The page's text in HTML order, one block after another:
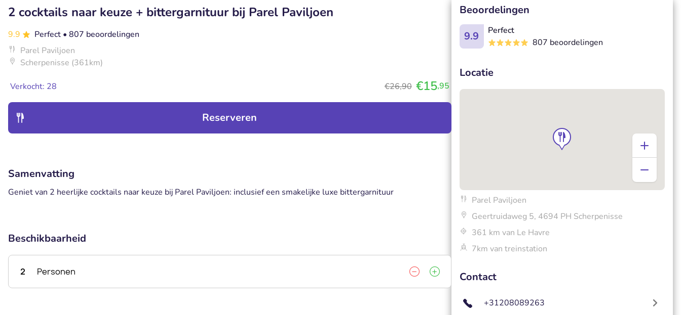
2 cocktails naar keuze + bittergarnituur bij Parel Paviljoen
9.9 Perfect • 807 beoordelingen
Parel Paviljoen
Scherpenisse (361km)
Verkocht: 28 €26,90 €15,95
Reserveren
Samenvatting
Geniet van 2 heerlijke cocktails naar keuze bij Parel Paviljoen: inclusief een smakelijke luxe bittergarnituur
Beschikbaarheid
2 Personen
Beoordelingen
9.9
Perfect
807 beoordelingen
Locatie
Parel Paviljoen
Geertruidaweg 5, 4694 PH Scherpenisse
361 km van Le Havre
7km van treinstation
Contact
+31208089263